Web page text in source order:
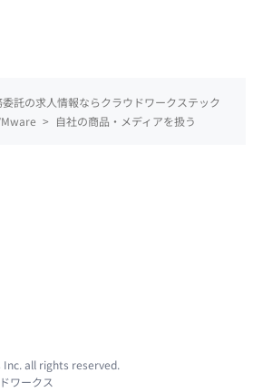
託の求人情報ならクラウドワークステック
> 自社の商品・メディアを扱う
all rights reserved.
ワークス